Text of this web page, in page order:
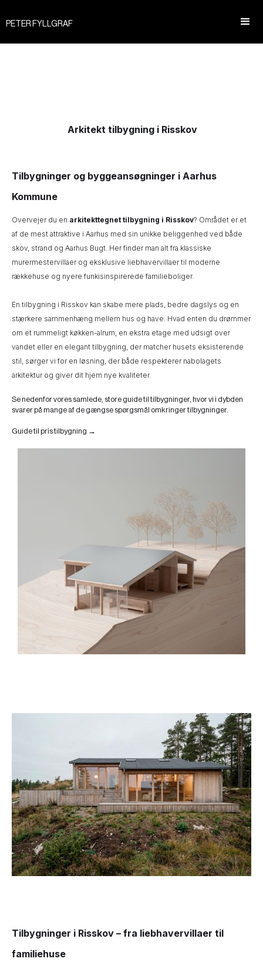
PETER FYLLGRAF
Arkitekt tilbygning i Risskov
Tilbygninger og byggeansøgninger i Aarhus
Kommune
Overvejer du en arkitekttegnet tilbygning i Risskov? Området er et
af de mest attraktive i Aarhus med sin unikke beliggenhed ved både
skov, strand og Aarhus Bugt. Her finder man alt fra klassiske
murermestervillaer og eksklusive liebhavervillaer til moderne
rækkehuse og nyere funkisinspirerede familieboliger.
En tilbygning i Risskov kan skabe mere plads, bedre dagslys og en
stærkere sammenhæng mellem hus og have. Hvad enten du drømmer
om et rummeligt køkken-alrum, en ekstra etage med udsigt over
vandet eller en elegant tilbygning, der matcher husets eksisterende
stil, sørger vi for en løsning, der både respekterer nabolagets
arkitektur og giver dit hjem nye kvaliteter.
Se nedenfor vores samlede, store guide til tilbygninger, hvor vi i dybden
svarer på mange af de gængse spørgsmål omkringer tilbygninger.
Guide til pris tilbygning →
Tilbygninger i Risskov – fra liebhavervillaer til
familiehuse